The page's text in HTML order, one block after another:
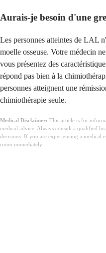
Aurais-je besoin d'une
Les personnes atteintes de LAL
moelle osseuse. Votre médecin
vous présentez des
répond pas bien à la
personnes atteignent une
chimiothérapie seule.
Medical Disclaimer: This article is for
medical advice. Always consult a qualified
decisions. If you are experiencing a medical
room immediately.